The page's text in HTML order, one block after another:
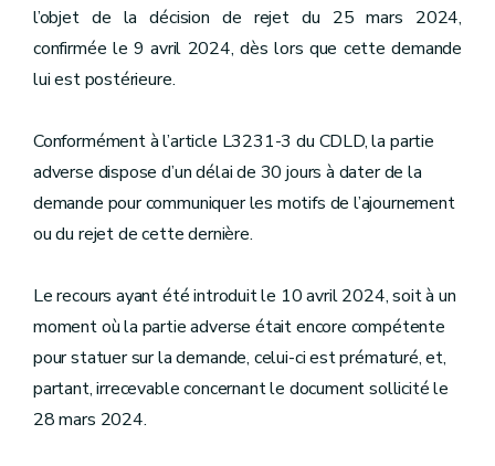
l’objet de la décision de rejet du 25 mars 2024,
confirmée le 9 avril 2024, dès lors que cette demande
lui est postérieure.
Conformément à l’article L3231-3 du CDLD, la partie
adverse dispose d’un délai de 30 jours à dater de la
demande pour communiquer les motifs de l’ajournement
ou du rejet de cette dernière.
Le recours ayant été introduit le 10 avril 2024, soit à un
moment où la partie adverse était encore compétente
pour statuer sur la demande, celui-ci est prématuré, et,
partant, irrecevable concernant le document sollicité le
28 mars 2024.